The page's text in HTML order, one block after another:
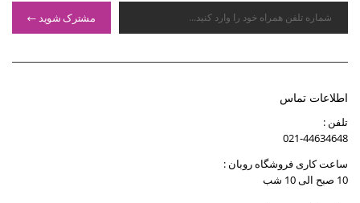
مشترک شوید
اطلاعات تماس
تلفن :
021-44634648
ساعت کاری فروشگاه روبان :
10 صبح الی 10 شب